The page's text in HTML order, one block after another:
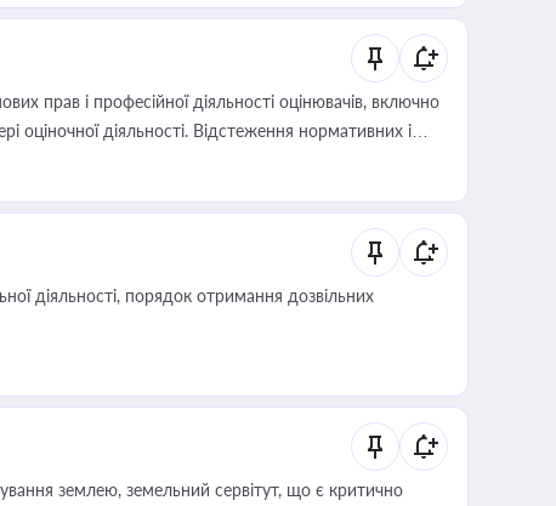
прав і професійної діяльності оцінювачів, включно
оціночної діяльності. Відстеження нормативних і
або бухгалтера під час оподаткування,
статусу суб'єктів оціночної діяльності
діяльності, порядок отримання дозвільних
землею, земельний сервітут, що є критично